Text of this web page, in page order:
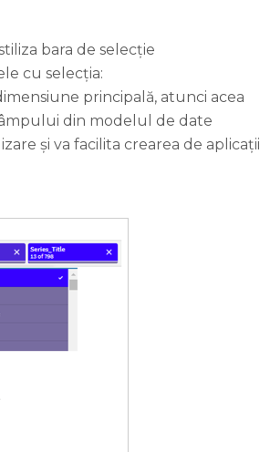
bara de selecție
cu selecția:
principală, atunci acea
din modelul de date
și va facilita crearea de aplicații